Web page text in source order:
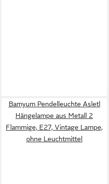
Bamyum Pendelleuchte Asletl
Hängelampe aus Metall 2
Flammige, E27, Vintage Lampe,
ohne Leuchtmittel